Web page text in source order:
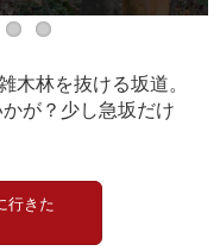
木林を抜ける坂道。
が？少し急坂だけ